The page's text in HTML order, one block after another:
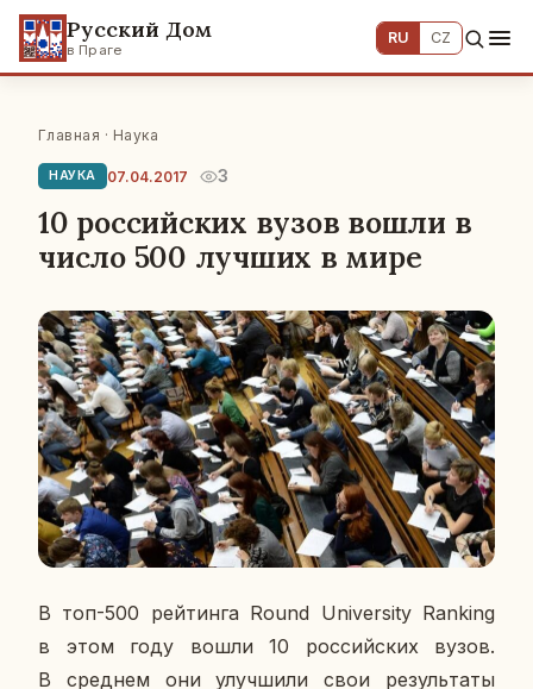
Русский Дом
в Праге
RU CZ
Главная · Наука
НАУКА 07.04.2017 3
10 российских вузов вошли в
число 500 лучших в мире
В топ-500 рей­тин­га Round University Ranking
в этом году вошли 10 рос­сий­ских вузов.
В сред­нем они улуч­ши­ли свои ре­зуль­та­ты